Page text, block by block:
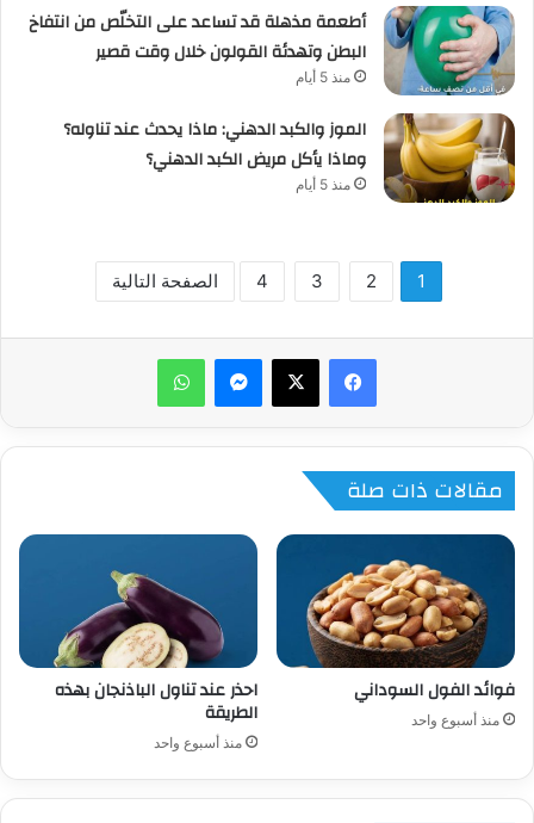
أطعمة مذهلة قد تساعد على التخلّص من انتفاخ
البطن وتهدئة القولون خلال وقت قصير
منذ 5 أيام
الموز والكبد الدهني: ماذا يحدث عند تناوله؟
وماذا يأكل مريض الكبد الدهني؟
منذ 5 أيام
1
2
3
4 الصفحة التالية
ماسنجر واتساب
مقالات ذات صلة
فوائد الفول السوداني
منذ أسبوع واحد
احذر عند تناول الباذنجان بهذه
الطريقة
منذ أسبوع واحد